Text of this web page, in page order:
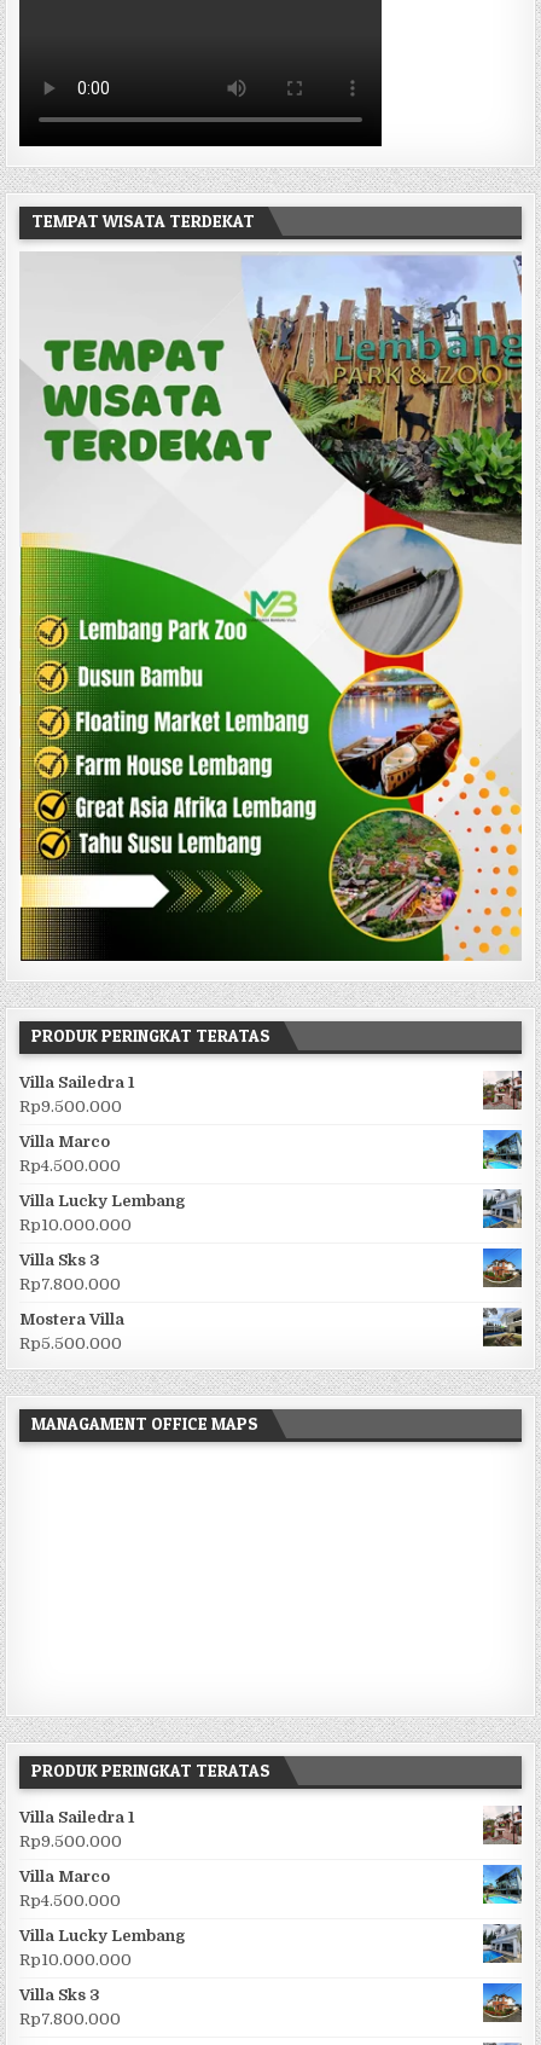
TEMPAT WISATA TERDEKAT
PRODUK PERINGKAT TERATAS
Villa Sailedra 1
Rp9.500.000
Villa Marco
Rp4.500.000
Villa Lucky Lembang
Rp10.000.000
Villa Sks 3
Rp7.800.000
Mostera Villa
Rp5.500.000
MANAGAMENT OFFICE MAPS
PRODUK PERINGKAT TERATAS
Villa Sailedra 1
Rp9.500.000
Villa Marco
Rp4.500.000
Villa Lucky Lembang
Rp10.000.000
Villa Sks 3
Rp7.800.000